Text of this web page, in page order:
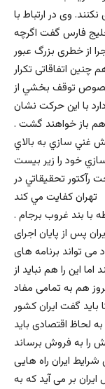
وی در ارتباط با
فارس گفت اگرچه
از خطرى بزرگ عبور
چنين اتفاقاتى تكرار
خصوص توقف بخشي از
با اين حركت نشان
هم باز خواهند گشت .
غني سازي به بالاي
خود را زير بيست
رآكتور تحقيقاتي در
تهران كفايت مي كند
. بليكس در پايان در خصوص ادعاي آمريكا در رابطه با بند غروب برجام
پس از پايان اجراى
تواند برنامه هاى
اين را هم نبايد از
هم به تمامى مفاد
بايد گفت ايران كشور
لحاظ اقتصادى بايد
را به فروش برساند
ايران راه هايى
بر مى آيد که به